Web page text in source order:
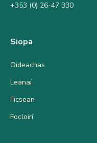
+353 (0) 26-47 330
Siopa
Oideachas
Leanaí
Ficsean
Focloirí